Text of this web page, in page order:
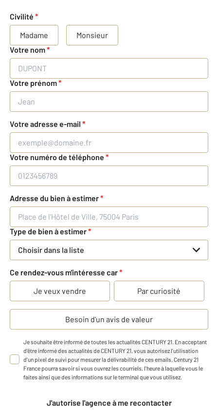
Civilité *
Madame
Monsieur
Votre nom*
Votre prénom*
Votre adresse e-mail *
Votre numéro de téléphone *
Adresse du bien à estimer*
Type de bien à estimer*
Choisir dans la liste
Ce rendez-vous m'intéresse car*
Je veux vendre
Par curiosité
Besoin d'un avis de valeur
Je souhaite être informé de toutes les actualités CENTURY 21. En acceptant
d'être informé des actualités de CENTURY 21, vous autorisez l'utilisation
d'un pixel de suivi pour mesurer la délivrabilité de ces emails. Century 21
France pourra savoir si vous ouvrez les courriels, l'heure à laquelle vous le
faites ainsi que des informations sur le terminal que vous utilisez.
J'autorise l'agence à me recontacter